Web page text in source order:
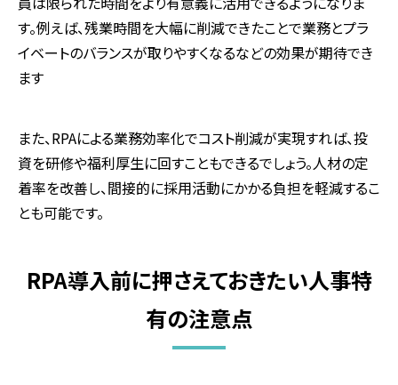
す。例えば、残業時間を大幅に削減できたことで業務とプラ
イベートのバランスが取りやすくなるなどの効果が期待でき
ます
また、RPAによる業務効率化でコスト削減が実現すれば、投
資を研修や福利厚生に回すこともできるでしょう。人材の定
着率を改善し、間接的に採用活動にかかる負担を軽減するこ
とも可能です。
RPA導入前に押さえておきたい人事特
有の注意点